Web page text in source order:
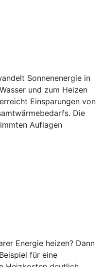
Sonnenenergie in
und zum Heizen
Einsparungen von
Die
Auflagen
Energie heizen? Dann
für eine